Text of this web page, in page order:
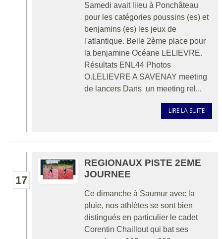
Samedi avait liieu à Ponchâteau
pour les catégories poussins (es) et
benjamins (es) les jeux de
l'atlantique. Belle 2ème place pour
la benjamine Océane LELIEVRE.
Résultats ENL44 Photos
O.LELIEVRE A SAVENAY meeting
de lancers Dans un meeting rel...
LIRE LA SUITE
17
REGIONAUX PISTE 2EME
JOURNEE
Ce dimanche à Saumur avec la
pluie, nos athlètes se sont bien
distingués en particulier le cadet
Corentin Chaillout qui bat ses